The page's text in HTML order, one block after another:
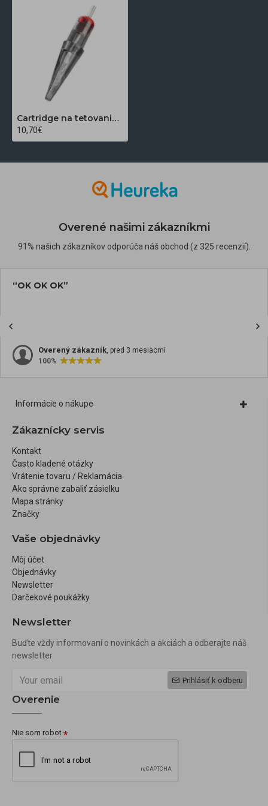
Cartridge na tetovanie El Cartel 0,30 mm 17 Soft Edge Magnum LT, 10 ks
10,70€
Overené našimi zákazníkmi
91% našich zákazníkov odporúča náš obchod (z 325 recenzií).
“OK OK OK”
Overený zákazník, pred 3 mesiacmi
100%
Informácie o nákupe
Zákaznícky servis
Kontakt
Často kladené otázky
Vrátenie tovaru / Reklamácia
Ako správne zabaliť zásielku
Mapa stránky
Značky
Vaše objednávky
Môj účet
Objednávky
Newsletter
Darčekové poukážky
Newsletter
Buďte vždy informovaní o novinkách a akciách a odberajte náš
newsletter
Prihlásiť k odberu
Overenie
Nie som robot